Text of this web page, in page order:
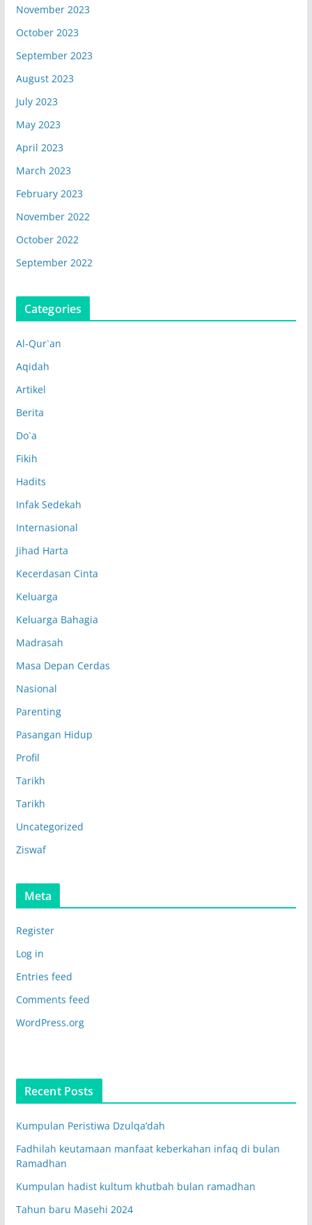
November 2023
October 2023
September 2023
August 2023
July 2023
May 2023
April 2023
March 2023
February 2023
November 2022
October 2022
September 2022
Categories
Al-Qur`an
Aqidah
Artikel
Berita
Do`a
Fikih
Hadits
Infak Sedekah
Internasional
Jihad Harta
Kecerdasan Cinta
Keluarga
Keluarga Bahagia
Madrasah
Masa Depan Cerdas
Nasional
Parenting
Pasangan Hidup
Profil
Tarikh
Tarikh
Uncategorized
Ziswaf
Meta
Register
Log in
Entries feed
Comments feed
WordPress.org
Recent Posts
Kumpulan Peristiwa Dzulqa’dah
Fadhilah keutamaan manfaat keberkahan infaq di bulan
Ramadhan
Kumpulan hadist kultum khutbah bulan ramadhan
Tahun baru Masehi 2024